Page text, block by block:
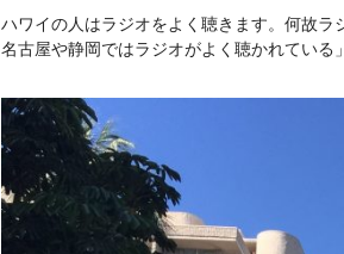
ハワイの人はラジオをよく聴きます。何故ラ
名古屋や静岡ではラジオがよく聴かれている